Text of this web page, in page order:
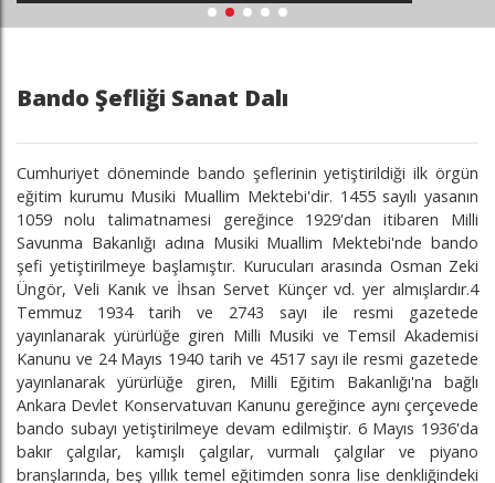
Bando Şefliği Sanat Dalı
Cumhuriyet döneminde bando şeflerinin yetiştirildiği ilk örgün
eğitim kurumu Musiki Muallim Mektebi'dir. 1455 sayılı yasanın
1059 nolu talimatnamesi gereğince 1929'dan itibaren Milli
Savunma Bakanlığı adına Musiki Muallim Mektebi'nde bando
şefi yetiştirilmeye başlamıştır. Kurucuları arasında Osman Zeki
Üngör, Veli Kanık ve İhsan Servet Künçer vd. yer almışlardır.4
Temmuz 1934 tarih ve 2743 sayı ile resmi gazetede
yayınlanarak yürürlüğe giren Milli Musiki ve Temsil Akademisi
Kanunu ve 24 Mayıs 1940 tarih ve 4517 sayı ile resmi gazetede
yayınlanarak yürürlüğe giren, Milli Eğitim Bakanlığı'na bağlı
Ankara Devlet Konservatuvarı Kanunu gereğince aynı çerçevede
bando subayı yetiştirilmeye devam edilmiştir. 6 Mayıs 1936'da
bakır çalgılar, kamışlı çalgılar, vurmalı çalgılar ve piyano
branşlarında, beş yıllık temel eğitimden sonra lise denkliğindeki